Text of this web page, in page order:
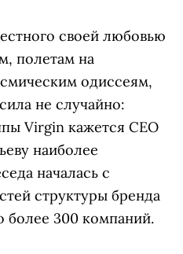
своей любовью
полетам на
одиссеям,
не случайно:
Virgin кажется СЕО
наиболее
началась с
структуры бренда
300 компаний.